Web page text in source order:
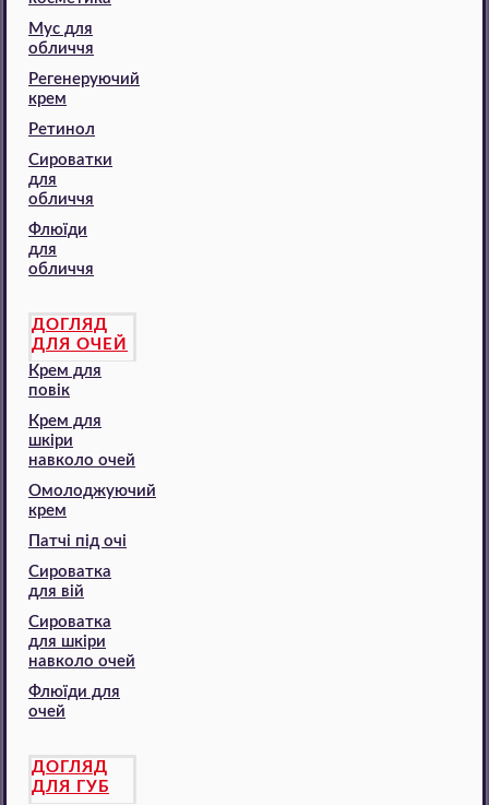
Мус для
обличчя
Регенеруючий
крем
Ретинол
Сироватки
для
обличчя
Флюїди
для
обличчя
ДОГЛЯД
ДЛЯ ОЧЕЙ
Крем для
повік
Крем для
шкіри
навколо очей
Омолоджуючий
крем
Патчі під очі
Сироватка
для вій
Сироватка
для шкіри
навколо очей
Флюїди для
очей
ДОГЛЯД
ДЛЯ ГУБ